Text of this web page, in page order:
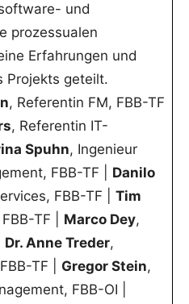
und
prozessualen
Erfahrungen und
Projekts geteilt.
, Referentin FM, FBB-TF
, Referentin IT-
Spuhn, Ingenieur
FBB-TF | Danilo
FBB-TF | Tim
TF | Marco Dey,
Dr. Anne Treder,
TF | Gregor Stein,
FBB-OI |